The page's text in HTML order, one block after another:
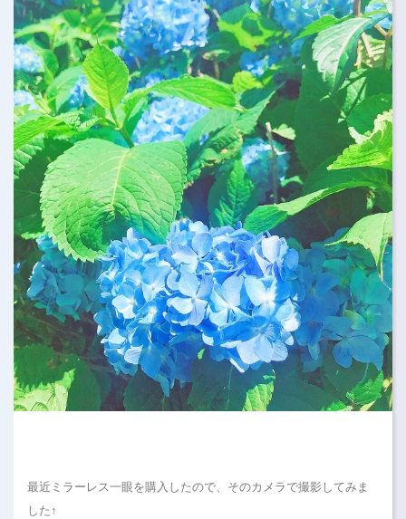
最近ミラーレス一眼を購入したので、そのカメラで撮影してみま
した↑